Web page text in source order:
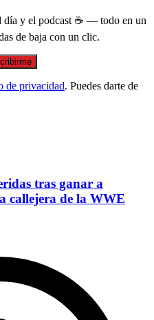
día y el podcast ☕ — todo en un
de baja con un clic.
de privacidad. Puedes darte de
tras ganar a
callejera de la WWE